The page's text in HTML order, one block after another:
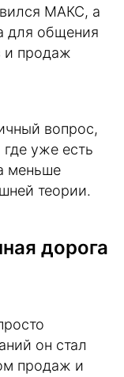
MAКС, а
для общения
и продаж
вопрос,
уже есть
меньше
теории.
дорога
он стал
продаж и